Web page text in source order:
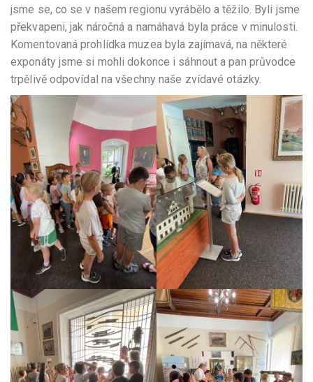
jsme se, co se v našem regionu vyrábělo a těžilo. Byli jsme
překvapeni, jak náročná a namáhavá byla práce v minulosti.
Komentovaná prohlídka muzea byla zajímavá, na některé
exponáty jsme si mohli dokonce i sáhnout a pan průvodce
trpělivě odpovídal na všechny naše zvídavé otázky.